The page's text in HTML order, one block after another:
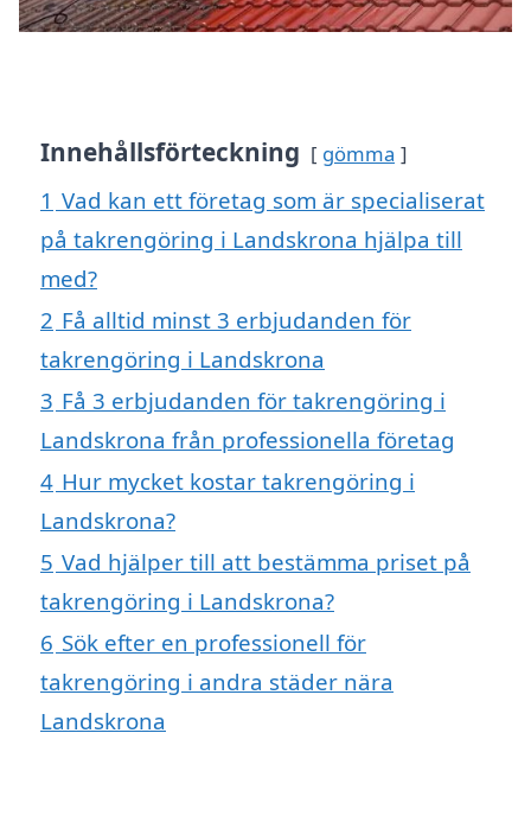
Innehållsförteckning gömma
1 Vad kan ett företag som är specialiserat
på takrengöring i Landskrona hjälpa till
med?
2 Få alltid minst 3 erbjudanden för
takrengöring i Landskrona
3 Få 3 erbjudanden för takrengöring i
Landskrona från professionella företag
4 Hur mycket kostar takrengöring i
Landskrona?
5 Vad hjälper till att bestämma priset på
takrengöring i Landskrona?
6 Sök efter en professionell för
takrengöring i andra städer nära
Landskrona